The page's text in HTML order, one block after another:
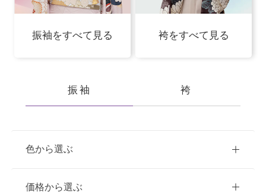
振袖をすべて見る 袴をすべて見る
振袖 袴
色から選ぶ
赤
価格から選ぶ